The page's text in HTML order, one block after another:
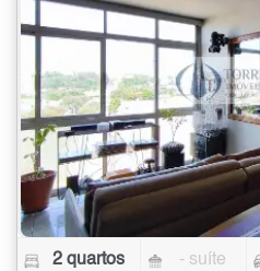
2 quartos - suíte